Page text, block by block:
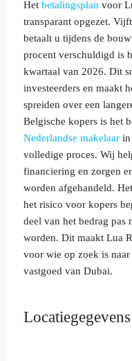
Het betalingsplan voor
transparant opgezet.
betaalt u tijdens de
procent verschuldigd is
kwartaal van 2026. Dit
investeerders en maakt
spreiden over een
Belgische kopers is het
Nederlandse makelaar in
volledige proces. Wij
financiering en zorgen
worden afgehandeld.
het risico voor kopers
deel van het bedrag pas
worden. Dit maakt Lua
voor wie op zoek is
vastgoed van Dubai.
Locatiegegevens